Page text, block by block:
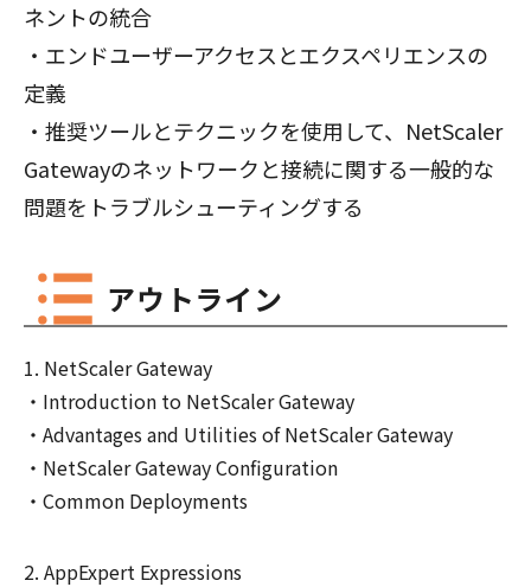
ネントの統合
・エンドユーザーアクセスとエクスペリエンスの
定義
・推奨ツールとテクニックを使用して、NetScaler
Gatewayのネットワークと接続に関する一般的な
問題をトラブルシューティングする
アウトライン
NetScaler Gateway
Introduction to NetScaler Gateway
Advantages and Utilities of NetScaler Gateway
NetScaler Gateway Configuration
Common Deployments
AppExpert Expressions